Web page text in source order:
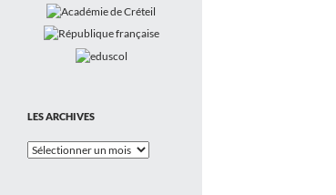
LES ARCHIVES
Les